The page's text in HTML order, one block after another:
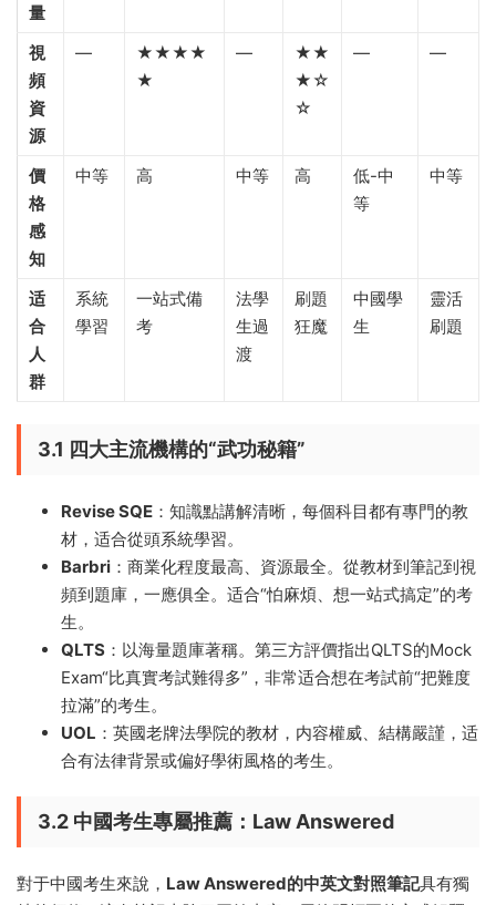
量
視
頻
資
源
—
★★★★
★
—
★★
★☆
☆
— —
價
格
感
知
中等 高 中等 高
低-中
等
中等
适
合
人
群
系統
學習
一站式備
考
法學
生過
渡
刷題
狂魔
中國學
生
靈活
刷題
3.1 四大主流機構的“武功秘籍”
Revise SQE ：知識點講解清晰，每個科目都有專門的教
材，适合從頭系統學習。
Barbri ：商業化程度最高、資源最全。從教材到筆記到視
頻到題庫，一應俱全。适合“怕麻煩、想一站式搞定”的考
生。
QLTS ：以海量題庫著稱。第三方評價指出QLTS的Mock
Exam“比真實考試難得多”，非常适合想在考試前“把難度
拉滿”的考生。
UOL ：英國老牌法學院的教材，内容權威、結構嚴謹，适
合有法律背景或偏好學術風格的考生。
3.2 中國考生專屬推薦：Law Answered
對于中國考生來說， Law Answered的中英文對照筆記具有獨